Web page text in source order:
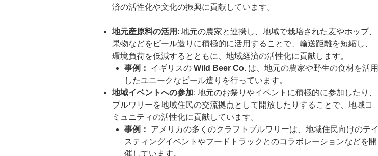
済の活性化や文化の振興に貢献しています。
地元産原料の活用 : 地元の農家と連携し、地域で栽培された麦やホップ、
果物などをビール造りに積極的に活用することで、輸送距離を短縮し、
環境負荷を低減するとともに、地域経済の活性化に貢献します。
事例：
イギリスの Wild Beer Co. は、地元の農家や野生の食材を活用
したユニークなビール造りを行っています。
地域イベントへの参加: 地元のお祭りやイベントに積極的に参加したり、
ブルワリーを地域住民の交流拠点として開放したりすることで、地域コ
ミュニティの活性化に貢献しています。
事例：
アメリカの多くのクラフトブルワリーは、地域住民向けのテイ
スティングイベントやフードトラックとのコラボレーションなどを開
催しています。